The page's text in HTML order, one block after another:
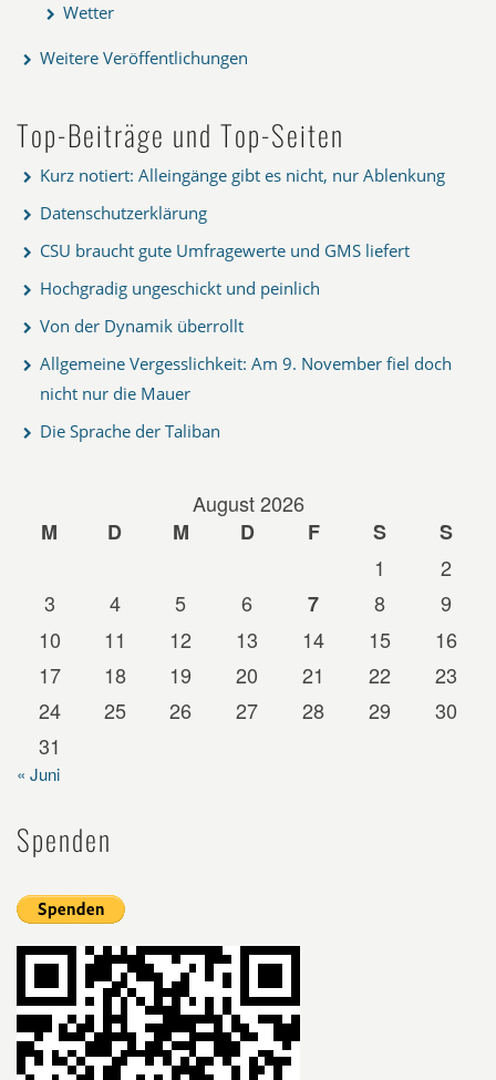
Wetter
Weitere Veröffentlichungen
Top-Beiträge und Top-Seiten
Kurz notiert: Alleingänge gibt es nicht, nur Ablenkung
Datenschutzerklärung
CSU braucht gute Umfragewerte und GMS liefert
Hochgradig ungeschickt und peinlich
Von der Dynamik überrollt
Allgemeine Vergesslichkeit: Am 9. November fiel doch
nicht nur die Mauer
Die Sprache der Taliban
August 2026
M
D M D F S
S
1
2
3
4 5 6 7 8
9
10
11 12 13 14 15
16
17
18 19 20 21 22
23
24
25 26 27 28 29
30
31
« Juni
Spenden